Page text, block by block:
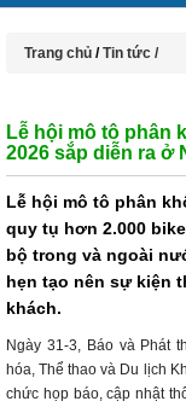
Trang chủ /Tin tức /
Lễ hội mô tô phân
2026 sắp diễn ra ở
Lễ hội mô tô phân
quy tụ hơn 2.000
bộ trong và ngoài
hẹn tạo nên sự kiện
khách.
Ngày 31-3, Báo và Phát
hóa, Thể thao và Du lịch
chức họp báo, cập nhật